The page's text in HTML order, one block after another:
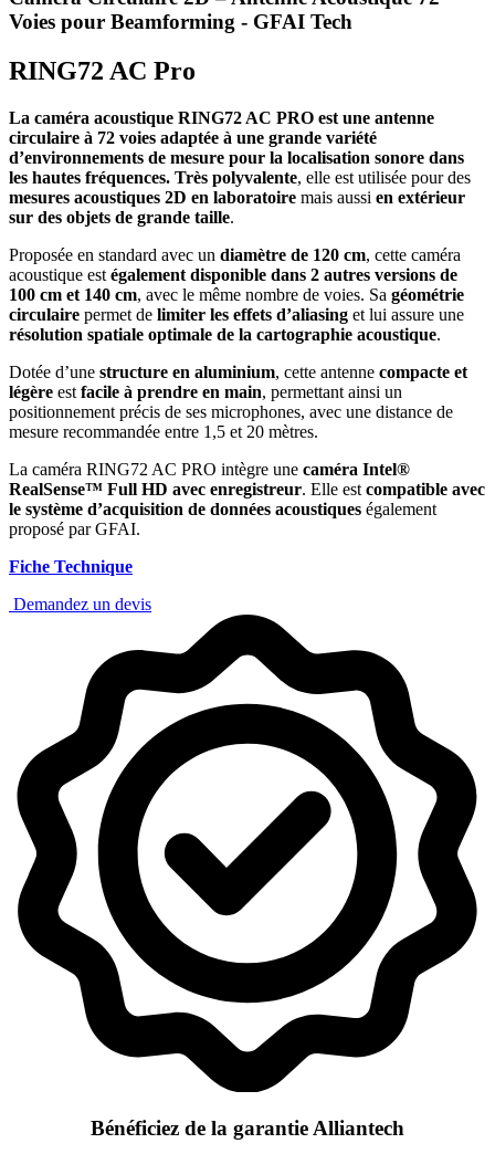
Voies pour Beamforming - GFAI Tech
RING72 AC Pro
La caméra acoustique RING72 AC PRO est une antenne
circulaire à 72 voies adaptée à une grande variété
d’environnements de mesure pour la localisation sonore dans
les hautes fréquences. Très polyvalente, elle est utilisée pour des
mesures acoustiques 2D en laboratoire mais aussi en extérieur
sur des objets de grande taille.
Proposée en standard avec un diamètre de 120 cm, cette caméra
acoustique est également disponible dans 2 autres versions de
100 cm et 140 cm, avec le même nombre de voies. Sa géométrie
circulaire permet de limiter les effets d’aliasing et lui assure une
résolution spatiale optimale de la cartographie acoustique.
Dotée d’une structure en aluminium, cette antenne compacte et
légère est facile à prendre en main, permettant ainsi un
positionnement précis de ses microphones, avec une distance de
mesure recommandée entre 1,5 et 20 mètres.
La caméra RING72 AC PRO intègre une caméra Intel®
RealSense™ Full HD avec enregistreur. Elle est compatible avec
le système d’acquisition de données acoustiques également
proposé par GFAI.
Fiche Technique
Demandez un devis
Bénéficiez de la garantie Alliantech